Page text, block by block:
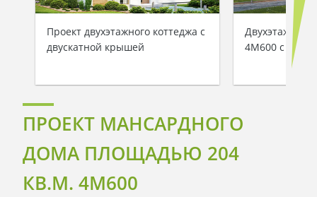
Проект двухэтажного коттеджа с
двускатной крышей
Двухэтажный
4M600 с
ПРОЕКТ МАНСАРДНОГО
ДОМА ПЛОЩАДЬЮ 204
КВ.М. 4M600